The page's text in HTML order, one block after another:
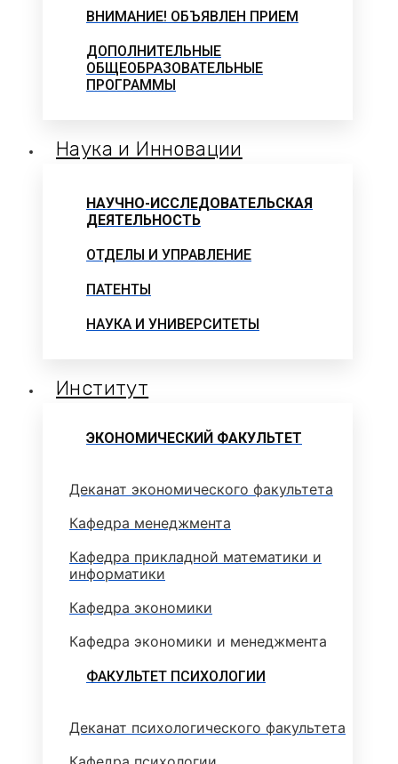
ВНИМАНИЕ! ОБЪЯВЛЕН ПРИЕМ
ДОПОЛНИТЕЛЬНЫЕ
ОБЩЕОБРАЗОВАТЕЛЬНЫЕ
ПРОГРАММЫ
Наука и Инновации
НАУЧНО-ИССЛЕДОВАТЕЛЬСКАЯ
ДЕЯТЕЛЬНОСТЬ
ОТДЕЛЫ И УПРАВЛЕНИЕ
ПАТЕНТЫ
НАУКА И УНИВЕРСИТЕТЫ
Институт
ЭКОНОМИЧЕСКИЙ ФАКУЛЬТЕТ
Деканат экономического факультета
Кафедра менеджмента
Кафедра прикладной математики и
информатики
Кафедра экономики
Кафедра экономики и менеджмента
ФАКУЛЬТЕТ ПСИХОЛОГИИ
Деканат психологического факультета